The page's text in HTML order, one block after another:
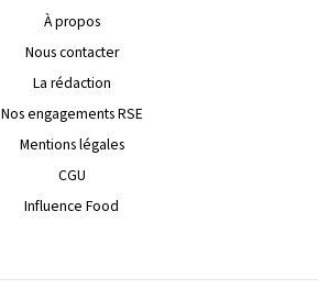
À propos
Nous contacter
La rédaction
Nos engagements RSE
Mentions légales
CGU
Influence Food